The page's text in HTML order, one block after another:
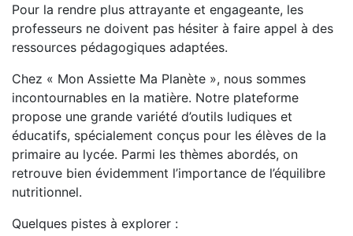
Pour la rendre plus attrayante et engageante, les
professeurs ne doivent pas hésiter à faire appel à des
ressources pédagogiques adaptées.
Chez « Mon Assiette Ma Planète », nous sommes
incontournables en la matière. Notre plateforme
propose une grande variété d’outils ludiques et
éducatifs, spécialement conçus pour les élèves de la
primaire au lycée. Parmi les thèmes abordés, on
retrouve bien évidemment l’importance de l’équilibre
nutritionnel.
Quelques pistes à explorer :